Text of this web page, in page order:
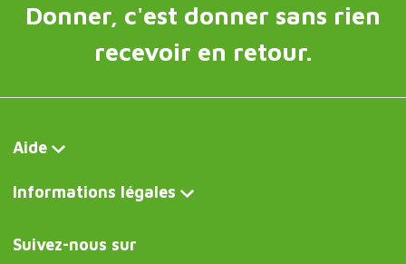
Donner, c'est donner sans rien
recevoir en retour.
Aide
Informations légales
Suivez-nous sur